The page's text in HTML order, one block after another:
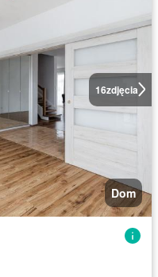
16zdjęcia
Dom